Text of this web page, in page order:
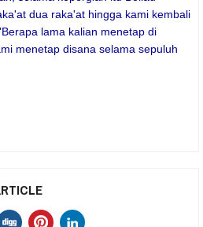
dua raka'at hingga kami kembali
lama kalian menetap di
menetap disana selama sepuluh